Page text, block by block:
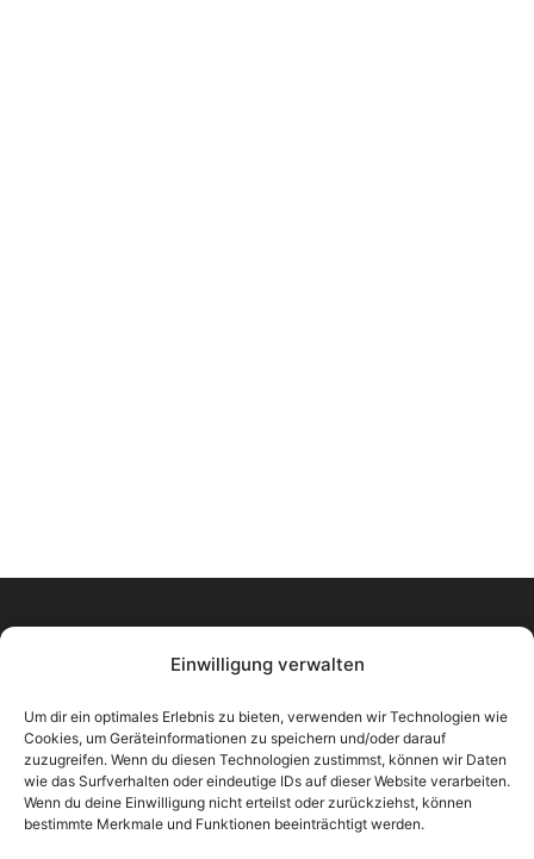
Einwilligung verwalten
Um dir ein optimales Erlebnis zu bieten, verwenden wir Technologien wie
Cookies, um Geräteinformationen zu speichern und/oder darauf
zuzugreifen. Wenn du diesen Technologien zustimmst, können wir Daten
wie das Surfverhalten oder eindeutige IDs auf dieser Website verarbeiten.
Wenn du deine Einwilligung nicht erteilst oder zurückziehst, können
bestimmte Merkmale und Funktionen beeinträchtigt werden.
KONTAKT
ArcTron 3D GmbH
Ringstraße 8
93177 Altenthann
Deutschland